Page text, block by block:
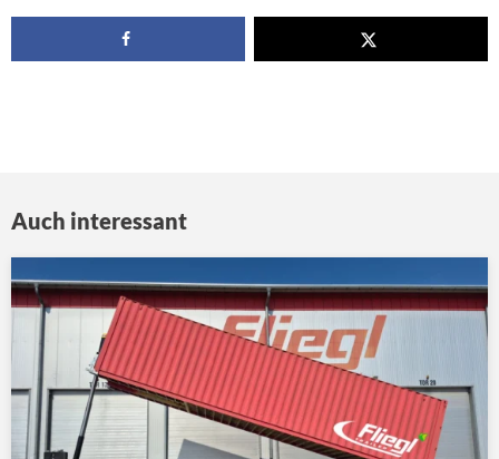
Auch interessant